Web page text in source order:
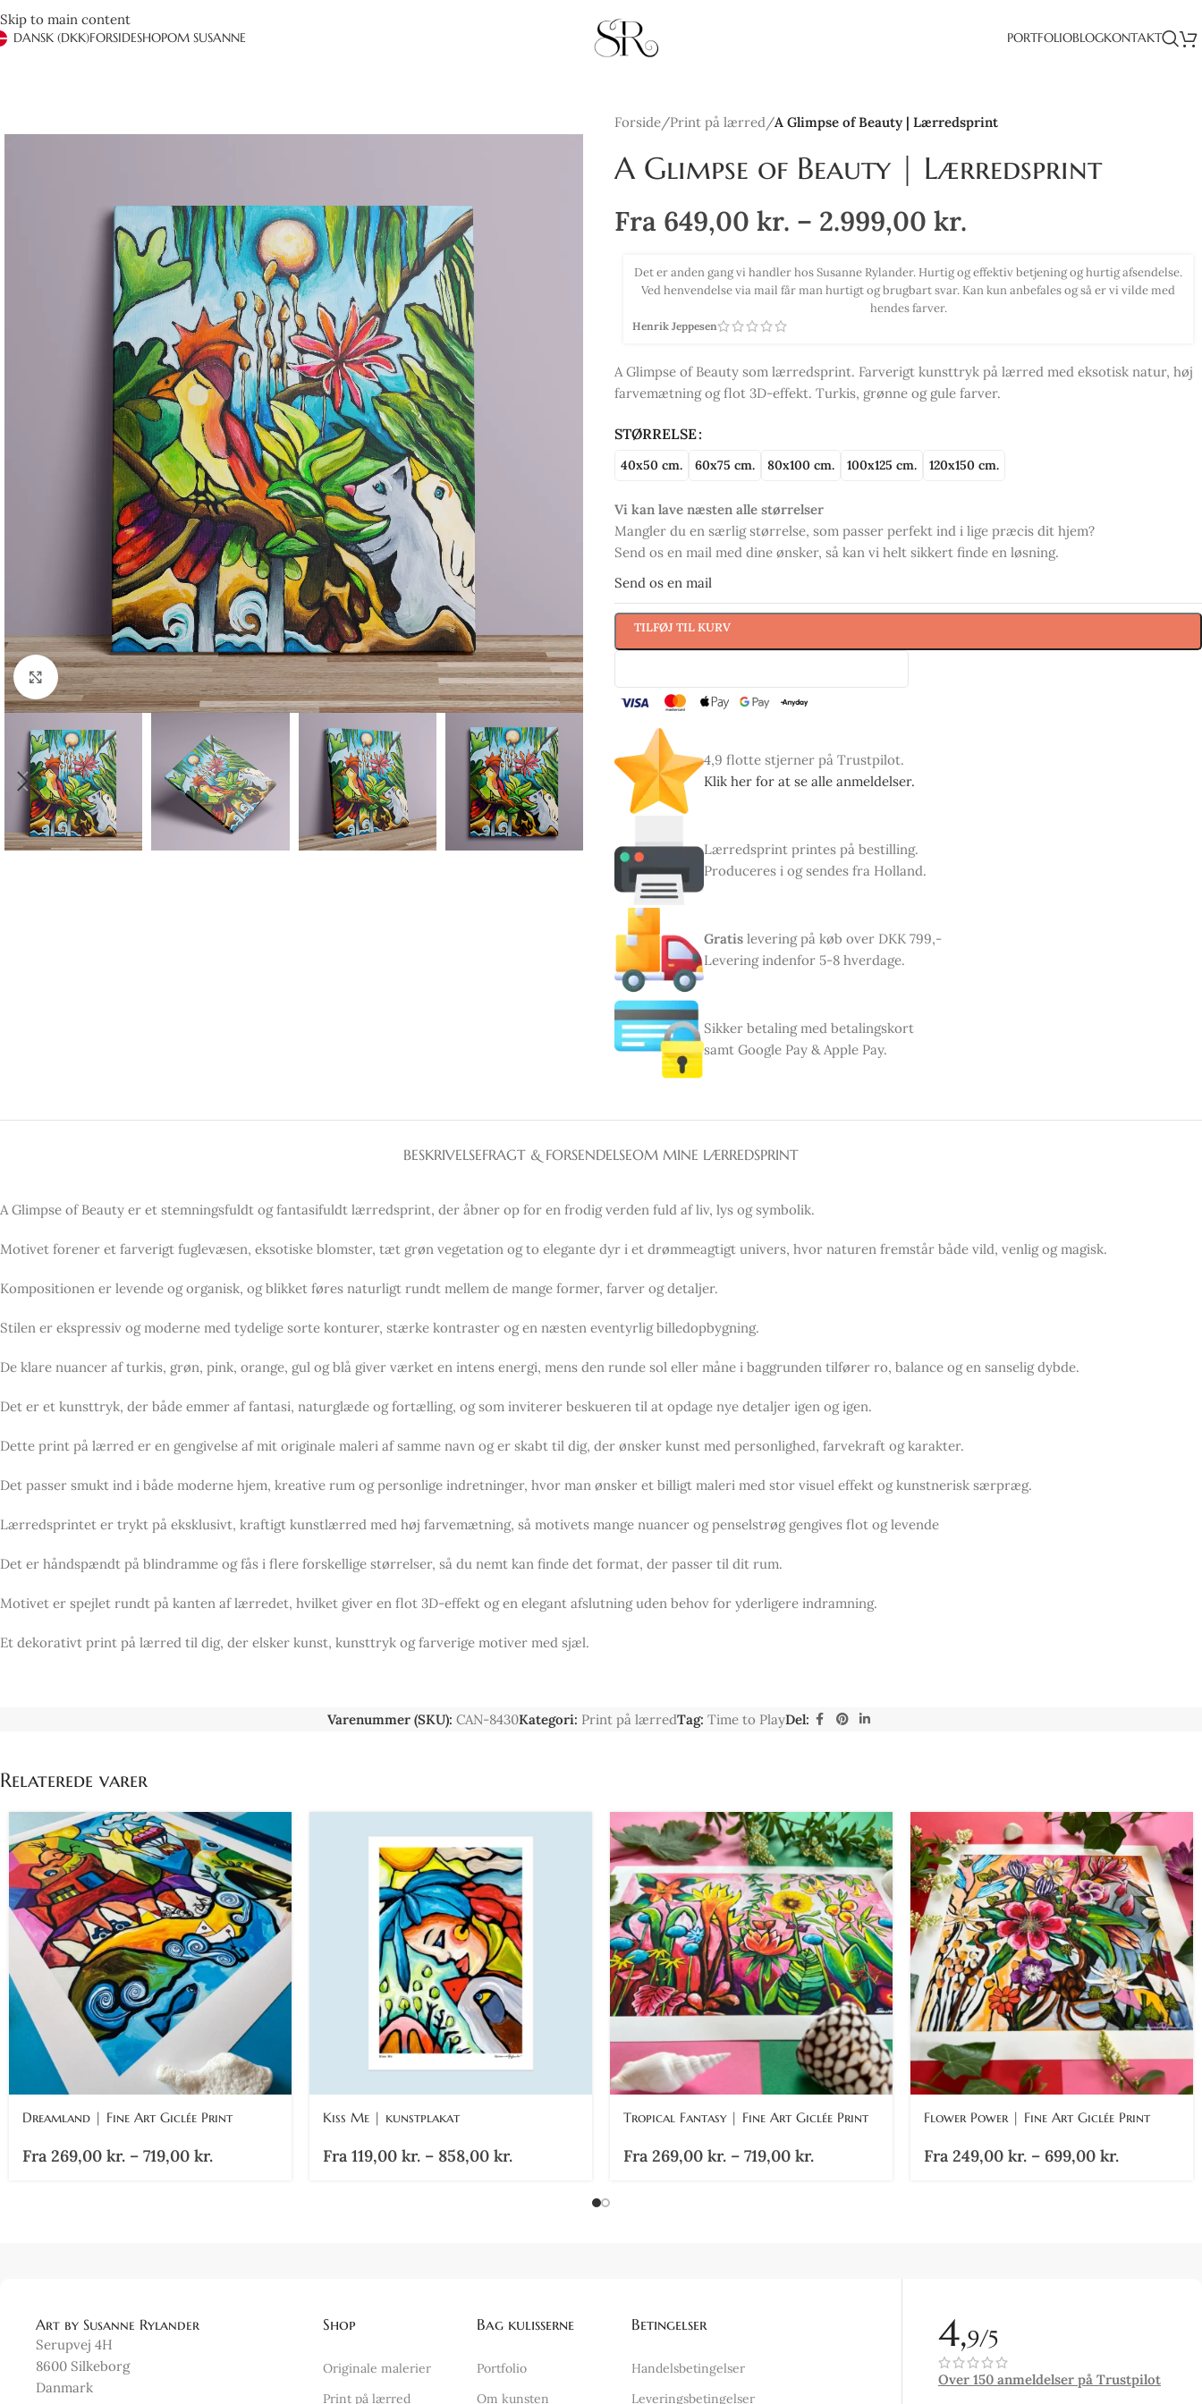
Skip to main content
DANSK (DKK)FORSIDESHOPOM SUSANNE PORTFOLIOBLOGKONTAKT
Click to enlarge
Forside/Print på lærred/A Glimpse of Beauty | Lærredsprint
A Glimpse of Beauty | Lærredsprint
Fra 649,00 kr. – 2.999,00 kr.
Det er anden gang vi handler hos Susanne Rylander. Hurtig og effektiv betjening og hurtig afsendelse.
Ved henvendelse via mail får man hurtigt og brugbart svar. Kan kun anbefales og så er vi vilde med
hendes farver.
Henrik Jeppesen
Købte 2 smukke print med virkelig smukke farver. Har haft det svært med at indrette min bolig,
efter de 2 billeder kom op, skal jeg love for jeg blev inspireret til ny stil. Kan anbefale alle at
smukke billeder herfra.
Tina Selsmark
A Glimpse of Beauty som lærredsprint. Farverigt kunsttryk på lærred med eksotisk natur, høj
farvemætning og flot 3D-effekt. Turkis, grønne og gule farver.
STØRRELSE
40x50 cm. 60x75 cm. 80x100 cm. 100x125 cm. 120x150 cm.
Vi kan lave næsten alle størrelser
Mangler du en særlig størrelse, som passer perfekt ind i lige præcis dit hjem?
Send os en mail med dine ønsker, så kan vi helt sikkert finde en løsning.
Send os en mail
TILFØJ TIL KURV
4,9 flotte stjerner på Trustpilot.
Klik her for at se alle anmeldelser.
Lærredsprint printes på bestilling.
Produceres i og sendes fra Holland.
Gratis levering på køb over DKK 799,-
Levering indenfor 5-8 hverdage.
Sikker betaling med betalingskort
samt Google Pay & Apple Pay.
BESKRIVELSEFRAGT & FORSENDELSEOM MINE LÆRREDSPRINT
A Glimpse of Beauty er et stemningsfuldt og fantasifuldt lærredsprint, der åbner op for en frodig verden fuld af liv, lys og symbolik.
Motivet forener et farverigt fuglevæsen, eksotiske blomster, tæt grøn vegetation og to elegante dyr i et drømmeagtigt univers, hvor naturen fremstår både vild, venlig og magisk.
Kompositionen er levende og organisk, og blikket føres naturligt rundt mellem de mange former, farver og detaljer.
Stilen er ekspressiv og moderne med tydelige sorte konturer, stærke kontraster og en næsten eventyrlig billedopbygning.
De klare nuancer af turkis, grøn, pink, orange, gul og blå giver værket en intens energi, mens den runde sol eller måne i baggrunden tilfører ro, balance og en sanselig dybde.
Det er et kunsttryk, der både emmer af fantasi, naturglæde og fortælling, og som inviterer beskueren til at opdage nye detaljer igen og igen.
Dette print på lærred er en gengivelse af mit originale maleri af samme navn og er skabt til dig, der ønsker kunst med personlighed, farvekraft og karakter.
Det passer smukt ind i både moderne hjem, kreative rum og personlige indretninger, hvor man ønsker et billigt maleri med stor visuel effekt og kunstnerisk særpræg.
Lærredsprintet er trykt på eksklusivt, kraftigt kunstlærred med høj farvemætning, så motivets mange nuancer og penselstrøg gengives flot og levende
Det er håndspændt på blindramme og fås i flere forskellige størrelser, så du nemt kan finde det format, der passer til dit rum.
Motivet er spejlet rundt på kanten af lærredet, hvilket giver en flot 3D-effekt og en elegant afslutning uden behov for yderligere indramning.
Et dekorativt print på lærred til dig, der elsker kunst, kunsttryk og farverige motiver med sjæl.
Varenummer (SKU): CAN-8430Kategori: Print på lærredTag: Time to PlayDel:
Relaterede varer
Dreamland | Fine Art Giclée Print
Fra 269,00 kr. – 719,00 kr.
Kiss Me | kunstplakat
Fra 119,00 kr. – 858,00 kr.
Tropical Fantasy | Fine Art Giclée Print
Fra 269,00 kr. – 719,00 kr.
Flower Power | Fine Art Giclée Print
Fra 249,00 kr. – 699,00 kr.
Art by Susanne Rylander
Serupvej 4H
8600 Silkeborg
Danmark
Shop
Originale malerier
Print på lærred
Bag kulisserne
Portfolio
Om kunsten
Betingelser
Handelsbetingelser
Leveringsbetingelser
4,9/5
Over 150 anmeldelser på Trustpilot